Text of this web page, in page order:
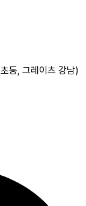
동, 그레이츠 강남)